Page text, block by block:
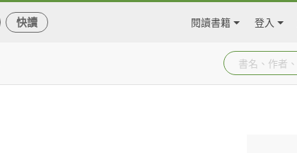
快讀 閱讀書籍 登入